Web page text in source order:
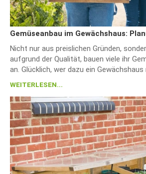
Gemüseanbau im Gewächshaus:
Nicht nur aus preislichen Gründen,
aufgrund der Qualität, bauen viele ihr
an. Glücklich, wer dazu ein
WEITERLESEN...